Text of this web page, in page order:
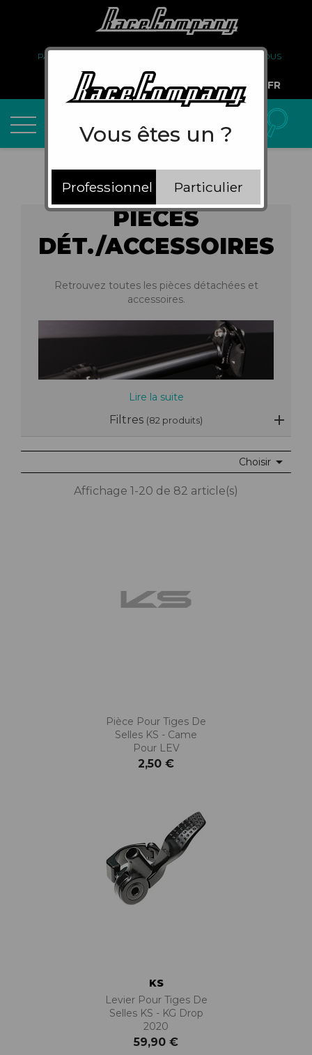
PARTENARIAT
À PROPOS DE NOUS
COMPTE PRO
FR
PIÈCES
DÉT./ACCESSOIRES
Retrouvez toutes les pièces détachées et
accessoires.
Lire la suite
Filtres (82 produits)
Choisir 
Affichage 1-20 de 82 article(s)
Pièce Pour Tiges De
Selles KS - Came
Pour LEV
2,50 €
KS
Levier Pour Tiges De
Selles KS - KG Drop
2020
59,90 €
Vous êtes un ?
Professionnel Particulier